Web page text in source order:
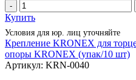
-
Купить
Условия для юр. лиц уточняйте
Крепление KRONEX для
опоры KRONEX (упак/10 шт)
Артикул: KRN-0040